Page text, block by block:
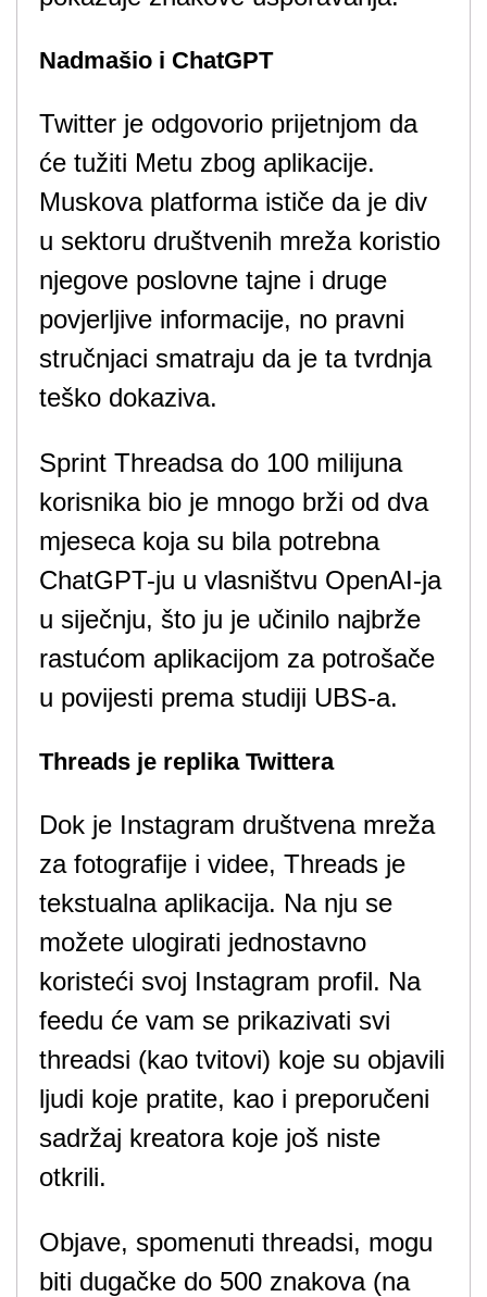
Nadmašio i ChatGPT
Twitter je odgovorio prijetnjom da
će tužiti Metu zbog aplikacije.
Muskova platforma ističe da je div
u sektoru društvenih mreža koristio
njegove poslovne tajne i druge
povjerljive informacije, no pravni
stručnjaci smatraju da je ta tvrdnja
teško dokaziva.
Sprint Threadsa do 100 milijuna
korisnika bio je mnogo brži od dva
mjeseca koja su bila potrebna
ChatGPT-ju u vlasništvu OpenAI-ja
u siječnju, što ju je učinilo najbrže
rastućom aplikacijom za potrošače
u povijesti prema studiji UBS-a.
Threads je replika Twittera
Dok je Instagram društvena mreža
za fotografije i videe, Threads je
tekstualna aplikacija. Na nju se
možete ulogirati jednostavno
koristeći svoj Instagram profil. Na
feedu će vam se prikazivati svi
threadsi (kao tvitovi) koje su objavili
ljudi koje pratite, kao i preporučeni
sadržaj kreatora koje još niste
otkrili.
Objave, spomenuti threadsi, mogu
biti dugačke do 500 znakova (na